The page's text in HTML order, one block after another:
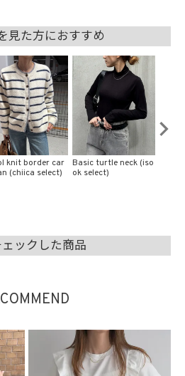
見た方におすすめ
beads cord nec
(isook select)
Big sized cable knit
(kiharu select)
ックした商品